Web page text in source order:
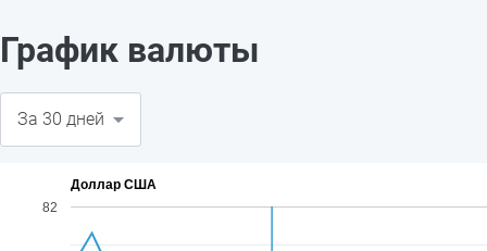
График валюты
Доллар США
82